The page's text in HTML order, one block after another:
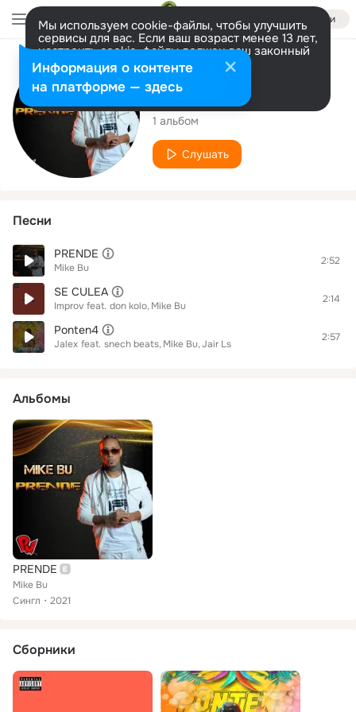
Войти
Мы используем cookie-файлы, чтобы улучшить
сервисы для вас. Если ваш возраст менее 13 лет,
настроить cookie-файлы должен ваш законный
представитель. Больше информации
Разрешить все Настроить
Исполнитель
Mike Bu
1 альбом
Слушать
Песни
PRENDE
Mike Bu
2:52
SE CULEA
Improv feat. don kolo Mike Bu
2:14
Ponten4
Jalex feat. snech beats Mike Bu Jair Ls
2:57
Альбомы
PRENDE
Mike Bu
Сингл
2021
Сборники
Информация о контенте
на платформе — здесь